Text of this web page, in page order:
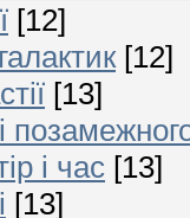
[12]
[12]
[13]
і час [13]
[13]